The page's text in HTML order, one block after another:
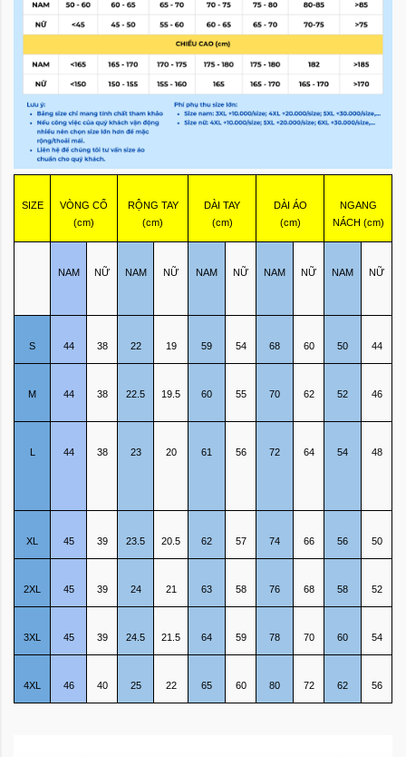
SIZE
VÒNG CỔ
(cm)
RỘNG TAY
(cm)
DÀI TAY
(cm)
DÀI ÁO
(cm)
NGANG
NÁCH (cm)
NAM NỮ NAM NỮ NAM NỮ NAM NỮ NAM NỮ
S 44 38 22 19 59 54 68 60 50 44
M 44 38 22.5 19.5 60 55 70 62 52 46
L 44 38 23 20 61 56 72 64 54 48
XL 45 39 23.5 20.5 62 57 74 66 56 50
2XL 45 39 24 21 63 58 76 68 58 52
3XL 45 39 24.5 21.5 64 59 78 70 60 54
4XL 46 40 25 22 65 60 80 72 62 56